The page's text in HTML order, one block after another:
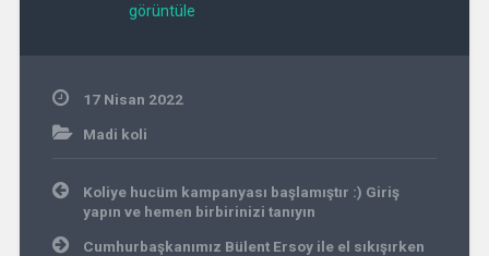
görüntüle
17 Nisan 2022
Madi koli
Yazı
gezinmesi
Koliye hucüm kampanyası başlamıştır :) Giriş
yapın ve hemen birbirinizi tanıyın
Cumhurbaşkanımız Bülent Ersoy ile el sıkışırken